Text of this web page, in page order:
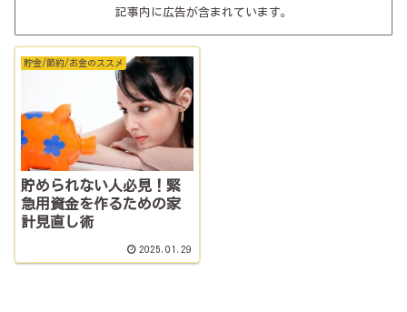
記事内に広告が含まれています。
貯金/節約/お金のススメ
貯められない人必見！緊
急用資金を作るための家
計見直し術
2025.01.29